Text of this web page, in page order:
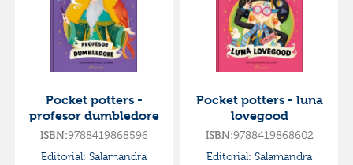
Pocket potters -
profesor dumbledore
ISBN:9788419868596
Editorial: Salamandra
Pocket potters - luna
lovegood
ISBN:9788419868602
Editorial: Salamandra